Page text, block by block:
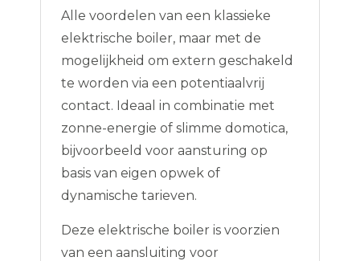
Alle voordelen van een klassieke
elektrische boiler, maar met de
mogelijkheid om extern geschakeld
te worden via een potentiaalvrij
contact. Ideaal in combinatie met
zonne-energie of slimme domotica,
bijvoorbeeld voor aansturing op
basis van eigen opwek of
dynamische tarieven.
Deze elektrische boiler is voorzien
van een aansluiting voor